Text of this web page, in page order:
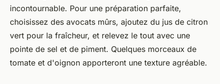
incontournable. Pour une préparation parfaite,
choisissez des avocats mûrs, ajoutez du jus de citron
vert pour la fraîcheur, et relevez le tout avec une
pointe de sel et de piment. Quelques morceaux de
tomate et d'oignon apporteront une texture agréable.